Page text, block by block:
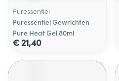
Puressentiel
Puressentiel Gewrichten
Pure Heat Gel 80ml
€ 21,40